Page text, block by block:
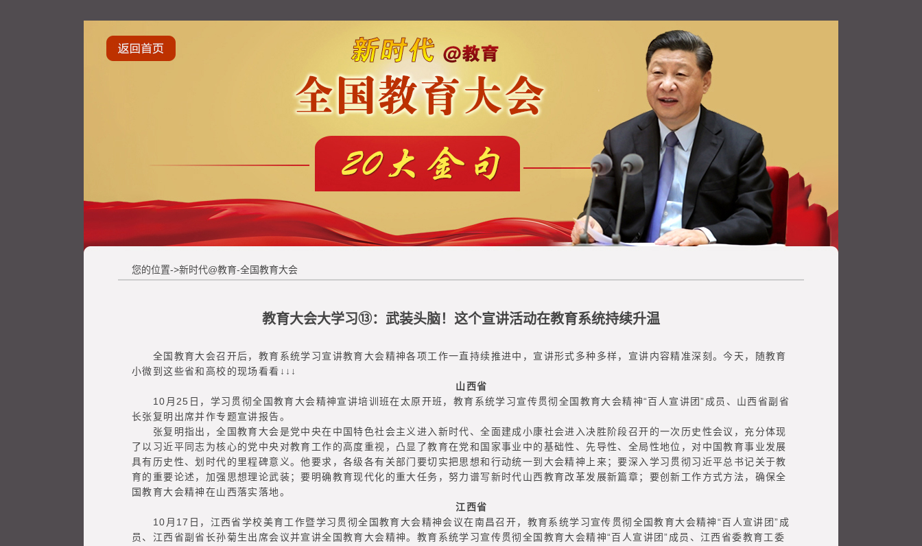
您的位置->新时代@教育-全国教育大会
教育大会大学习⑬：武装头脑！这个宣讲活动在教育系统持续升温
全国教育大会召开后，教育系统学习宣讲教育大会精神各项工作一直持续推进中，宣讲形式多种多样，宣讲内容精准深刻。今天，随教育
小微到这些省和高校的现场看看↓↓↓
山西省
10月25日，学习贯彻全国教育大会精神宣讲培训班在太原开班，教育系统学习宣传贯彻全国教育大会精神“百人宣讲团”成员、山西省副省
长张复明出席并作专题宣讲报告。
张复明指出，全国教育大会是党中央在中国特色社会主义进入新时代、全面建成小康社会进入决胜阶段召开的一次历史性会议，充分体现
了以习近平同志为核心的党中央对教育工作的高度重视，凸显了教育在党和国家事业中的基础性、先导性、全局性地位，对中国教育事业发展
具有历史性、划时代的里程碑意义。他要求，各级各有关部门要切实把思想和行动统一到大会精神上来；要深入学习贯彻习近平总书记关于教
育的重要论述，加强思想理论武装；要明确教育现代化的重大任务，努力谱写新时代山西教育改革发展新篇章；要创新工作方式方法，确保全
国教育大会精神在山西落实落地。
江西省
10月17日，江西省学校美育工作暨学习贯彻全国教育大会精神会议在南昌召开，教育系统学习宣传贯彻全国教育大会精神“百人宣讲团”成
员、江西省副省长孙菊生出席会议并宣讲全国教育大会精神。教育系统学习宣传贯彻全国教育大会精神“百人宣讲团”成员、江西省委教育工委